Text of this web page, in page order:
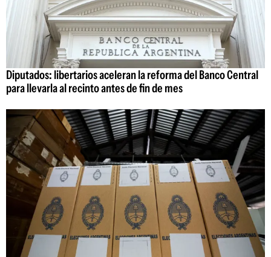
Diputados: libertarios aceleran la reforma del Banco Central
para llevarla al recinto antes de fin de mes